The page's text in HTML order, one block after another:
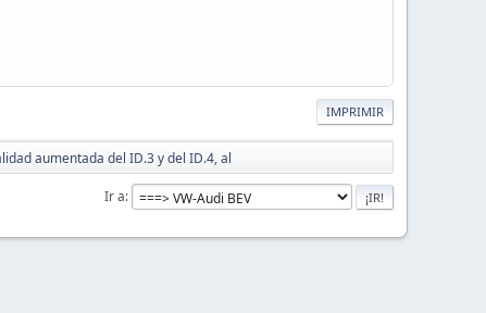
IMPRIMIR
aumentada del ID.3 y del ID.4, al
Ir a